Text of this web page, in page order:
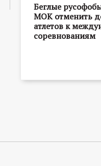
Беглые
МОК отменить
атлетов к
соревнованиям